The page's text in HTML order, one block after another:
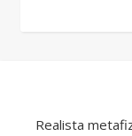
Realista